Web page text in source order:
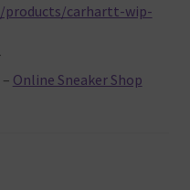
products/carhartt-wip-
– Online Sneaker Shop